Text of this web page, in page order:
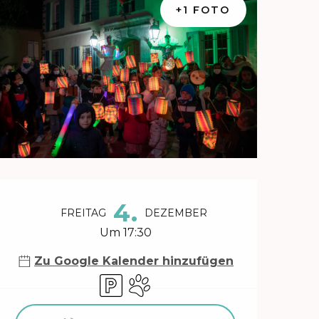
+1 FOTO
Öffnungszeiten &
FREITAG 4. DEZEMBER
Um 17:30
Zu Google Kalender hinzufügen
ParkplatzTiere erlaubt